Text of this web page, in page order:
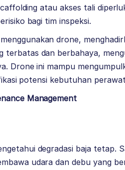
atau akses tali
bagi tim inspeksi.
drone,
terbatas dan berbahaya,
Drone ini mampu
potensi kebutuhan
Management
degradasi baja tetap.
udara dan debu yang